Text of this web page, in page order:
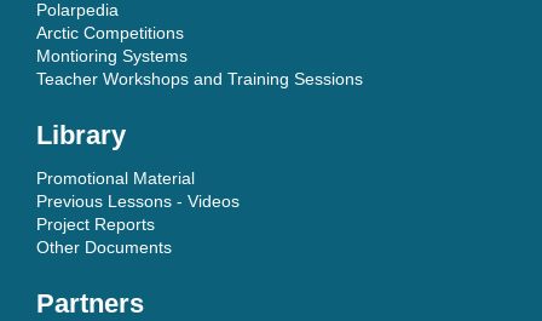
Polarpedia
Arctic Competitions
Montioring Systems
Teacher Workshops and Training Sessions
Library
Promotional Material
Previous Lessons - Videos
Project Reports
Other Documents
Partners